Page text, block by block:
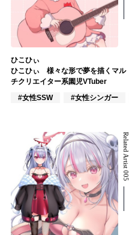
ひこひぃ
ひこひぃ 様々な形で夢を描くマル
チクリエイター系園児VTuber
#女性SSW
#女性シンガー
Related Artist 005